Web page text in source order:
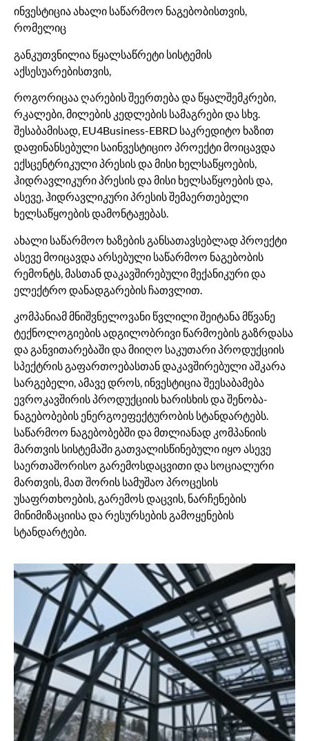
ინვესტიცია ახალი საწარმოო ნაგებობისთვის,
რომელიც
განკუთვნილია წყალსაწრეტი სისტემის
აქსესუარებისთვის,
როგორიცაა ღარების შეერთება და წყალშემკრები,
რკალები, მილების კედლების სამაგრები და სხვ.
შესაბამისად, EU4Business-EBRD საკრედიტო ხაზით
დაფინანსებული საინვესტიციო პროექტი მოიცავდა
ექსცენტრიკული პრესის და მისი ხელსაწყოების,
ჰიდრავლიკური პრესის და მისი ხელსაწყოების და,
ასევე, ჰიდრავლიკური პრესის შემაერთებელი
ხელსაწყოების დამონტაჟებას.
ახალი საწარმოო ხაზების განსათავსებლად პროექტი
ასევე მოიცავდა არსებული საწარმოო ნაგებობის
რემონტს, მასთან დაკავშირებული მექანიკური და
ელექტრო დანადგარების ჩათვლით.
კომპანიამ მნიშვნელოვანი წვლილი შეიტანა მწვანე
ტექნოლოგიების ადგილობრივი წარმოების გაზრდასა
და განვითარებაში და მიიღო საკუთარი პროდუქციის
სპექტრის გაფართოებასთან დაკავშირებული აშკარა
სარგებელი, ამავე დროს, ინვესტიცია შეესაბამება
ევროკავშირის პროდუქციის ხარისხის და შენობა-
ნაგებობების ენერგოეფექტურობის სტანდარტებს.
საწარმოო ნაგებობებში და მთლიანად კომპანიის
მართვის სისტემაში გათვალისწინებული იყო ასევე
საერთაშორისო გარემოსდაცვითი და სოციალური
მართვის, მათ შორის სამუშაო პროცესის
უსაფრთხოების, გარემოს დაცვის, ნარჩენების
მინიმიზაციისა და რესურსების გამოყენების
სტანდარტები.